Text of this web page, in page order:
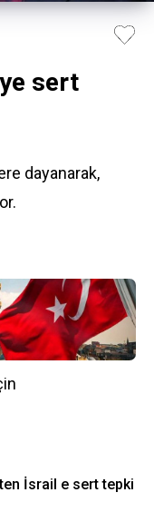
sert
dayanarak,
İsrail e sert tepki